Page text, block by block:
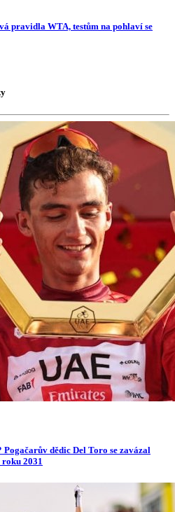
pravidla WTA, testům na pohlaví se
dědic Del Toro se zavázal
2031